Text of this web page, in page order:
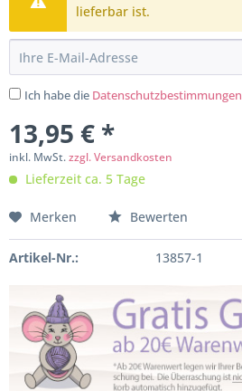
lieferbar ist.
Ich habe die Datenschutzbestimmungen
13,95 € *
inkl. MwSt.zzgl. Versandkosten
Lieferzeit ca. 5 Tage
Merken Bewerten
Artikel-Nr.: 13857-1